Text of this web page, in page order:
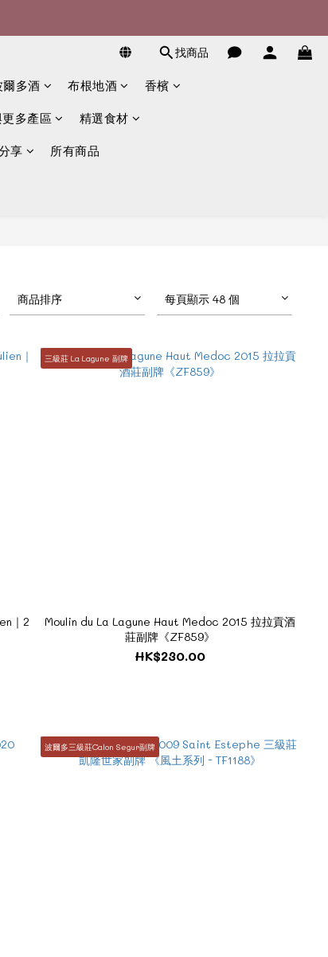
找商品
爾多酒 布根地酒 香檳
多產區 精選食材
享 所有商品
商品排序 每頁顯示 48 個
｜2
三級莊 La Lagune 副牌
Moulin du La Lagune Haut Medoc 2015 拉拉貢酒
莊副牌《ZF859》
HK$230.00
波爾多三級莊Calon Segur副牌